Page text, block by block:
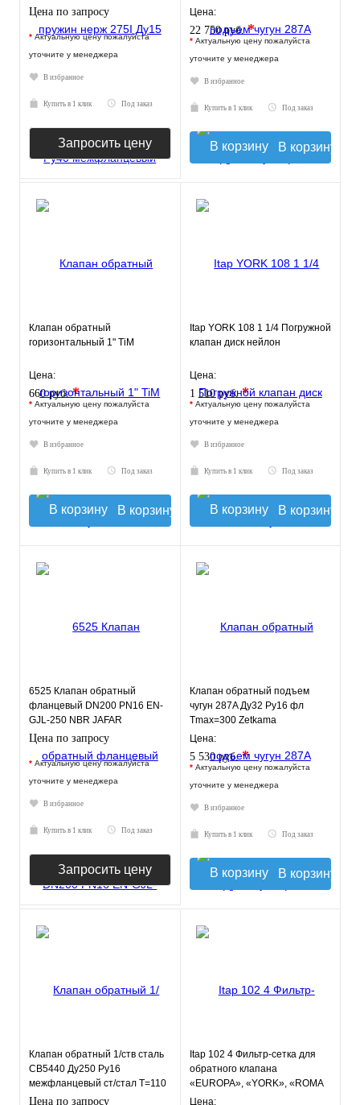
Zetkama 275I015E51
Цена по запросу
* Актуальную цену пожалуйста
уточните у менеджера
В избранное
Купить в 1 клик Под заказ
Запросить цену
287A100C31
Цена:
22 750 руб.*
* Актуальную цену пожалуйста
уточните у менеджера
В избранное
Купить в 1 клик Под заказ
В корзину
Клапан обратный
горизонтальный 1" TiM
Цена:
660 руб.*
* Актуальную цену пожалуйста
уточните у менеджера
В избранное
Купить в 1 клик Под заказ
В корзину
Itap YORK 108 1 1/4 Погружной
клапан диск нейлон
Цена:
1 510 руб.*
* Актуальную цену пожалуйста
уточните у менеджера
В избранное
Купить в 1 клик Под заказ
В корзину
6525 Клапан обратный
фланцевый DN200 PN16 EN-
GJL-250 NBR JAFAR
Цена по запросу
* Актуальную цену пожалуйста
уточните у менеджера
В избранное
Купить в 1 клик Под заказ
Запросить цену
Клапан обратный подъем
чугун 287A Ду32 Ру16 фл
Tmax=300 Zetkama
287A032C31
Цена:
5 530 руб.*
* Актуальную цену пожалуйста
уточните у менеджера
В избранное
Купить в 1 клик Под заказ
В корзину
Клапан обратный 1/ств сталь
CB5440 Ду250 Ру16
межфланцевый ст/стал T=110
Tecofi CB5440-0250
Цена по запросу
Itap 102 4 Фильтр-сетка для
обратного клапана
«EUROPA», «YORK», «ROMA
Цена: